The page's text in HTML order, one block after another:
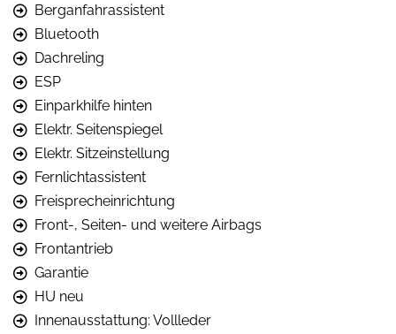
Berganfahrassistent
Bluetooth
Dachreling
ESP
Einparkhilfe hinten
Elektr. Seitenspiegel
Elektr. Sitzeinstellung
Fernlichtassistent
Freisprecheinrichtung
Front-, Seiten- und weitere Airbags
Frontantrieb
Garantie
HU neu
Innenausstattung: Vollleder